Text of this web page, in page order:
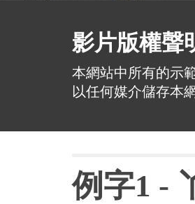
影片版權聲
本網站中所有的示
以任何媒介儲存本
例字1 -